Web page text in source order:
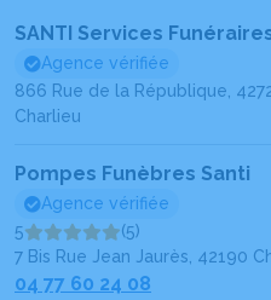
SANTI Services
Agence vérifiée
866 Rue de la République,
Charlieu
Pompes Funèbres Santi
Agence vérifiée
5
(5)
7 Bis Rue Jean Jaurès, 42190
04 77 60 24 08